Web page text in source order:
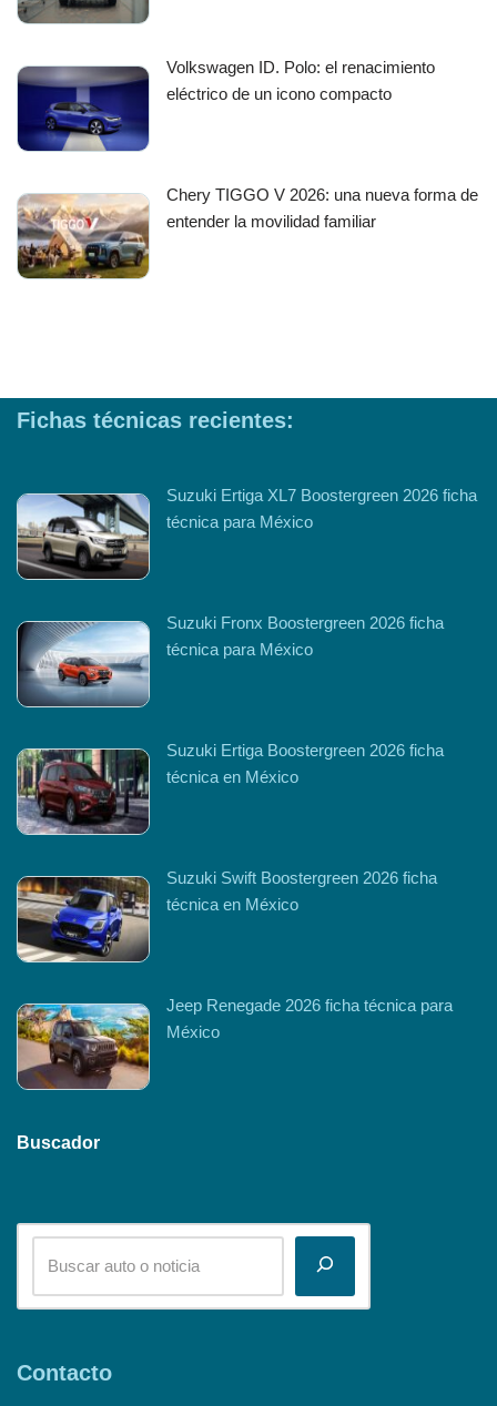
Volkswagen ID. Polo: el renacimiento
eléctrico de un icono compacto
Chery TIGGO V 2026: una nueva forma de
entender la movilidad familiar
Fichas técnicas recientes:
Suzuki Ertiga XL7 Boostergreen 2026 ficha
técnica para México
Suzuki Fronx Boostergreen 2026 ficha
técnica para México
Suzuki Ertiga Boostergreen 2026 ficha
técnica en México
Suzuki Swift Boostergreen 2026 ficha
técnica en México
Jeep Renegade 2026 ficha técnica para
México
Buscador
Contacto